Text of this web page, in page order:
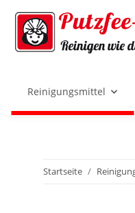
Reinigungsmittel
Startseite